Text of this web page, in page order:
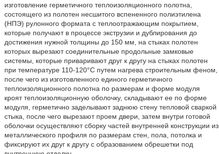
изготовление герметичного теплоизоляционного полотна,
состоящего из полотен несшитого вспененного полиэтилена
(НПЭ) рулонного формата с теплоотражающим покрытием,
которые получают в процессе экструзии и дублирования до
достижения нужной толщины до 150 мм, на стыках полотен
которых вырезают соединительные продольные замковые
системы, которые приваривают друг к другу на стыках полотен
при температуре 110-120°С путем нагрева строительным феном,
после чего из изготовленного единого герметичного
теплоизоляционного полотна по размерам и форме модуля
кроят теплоизоляционную оболочку, складывают ее по форме
модуля, герметично заделывают заднюю стену тепловой сваркой
стыка, после чего вырезают проем двери, затем внутри готовой
оболочки осуществляют сборку частей внутренней конструкции из
металлического профиля по размерам стен, пола, потолка и
фиксируют их друг к другу с образованием обрешетки под